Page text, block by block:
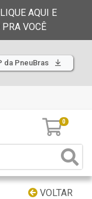
AQUI E
VOCÊ
da PneuBras
0
VOLTAR